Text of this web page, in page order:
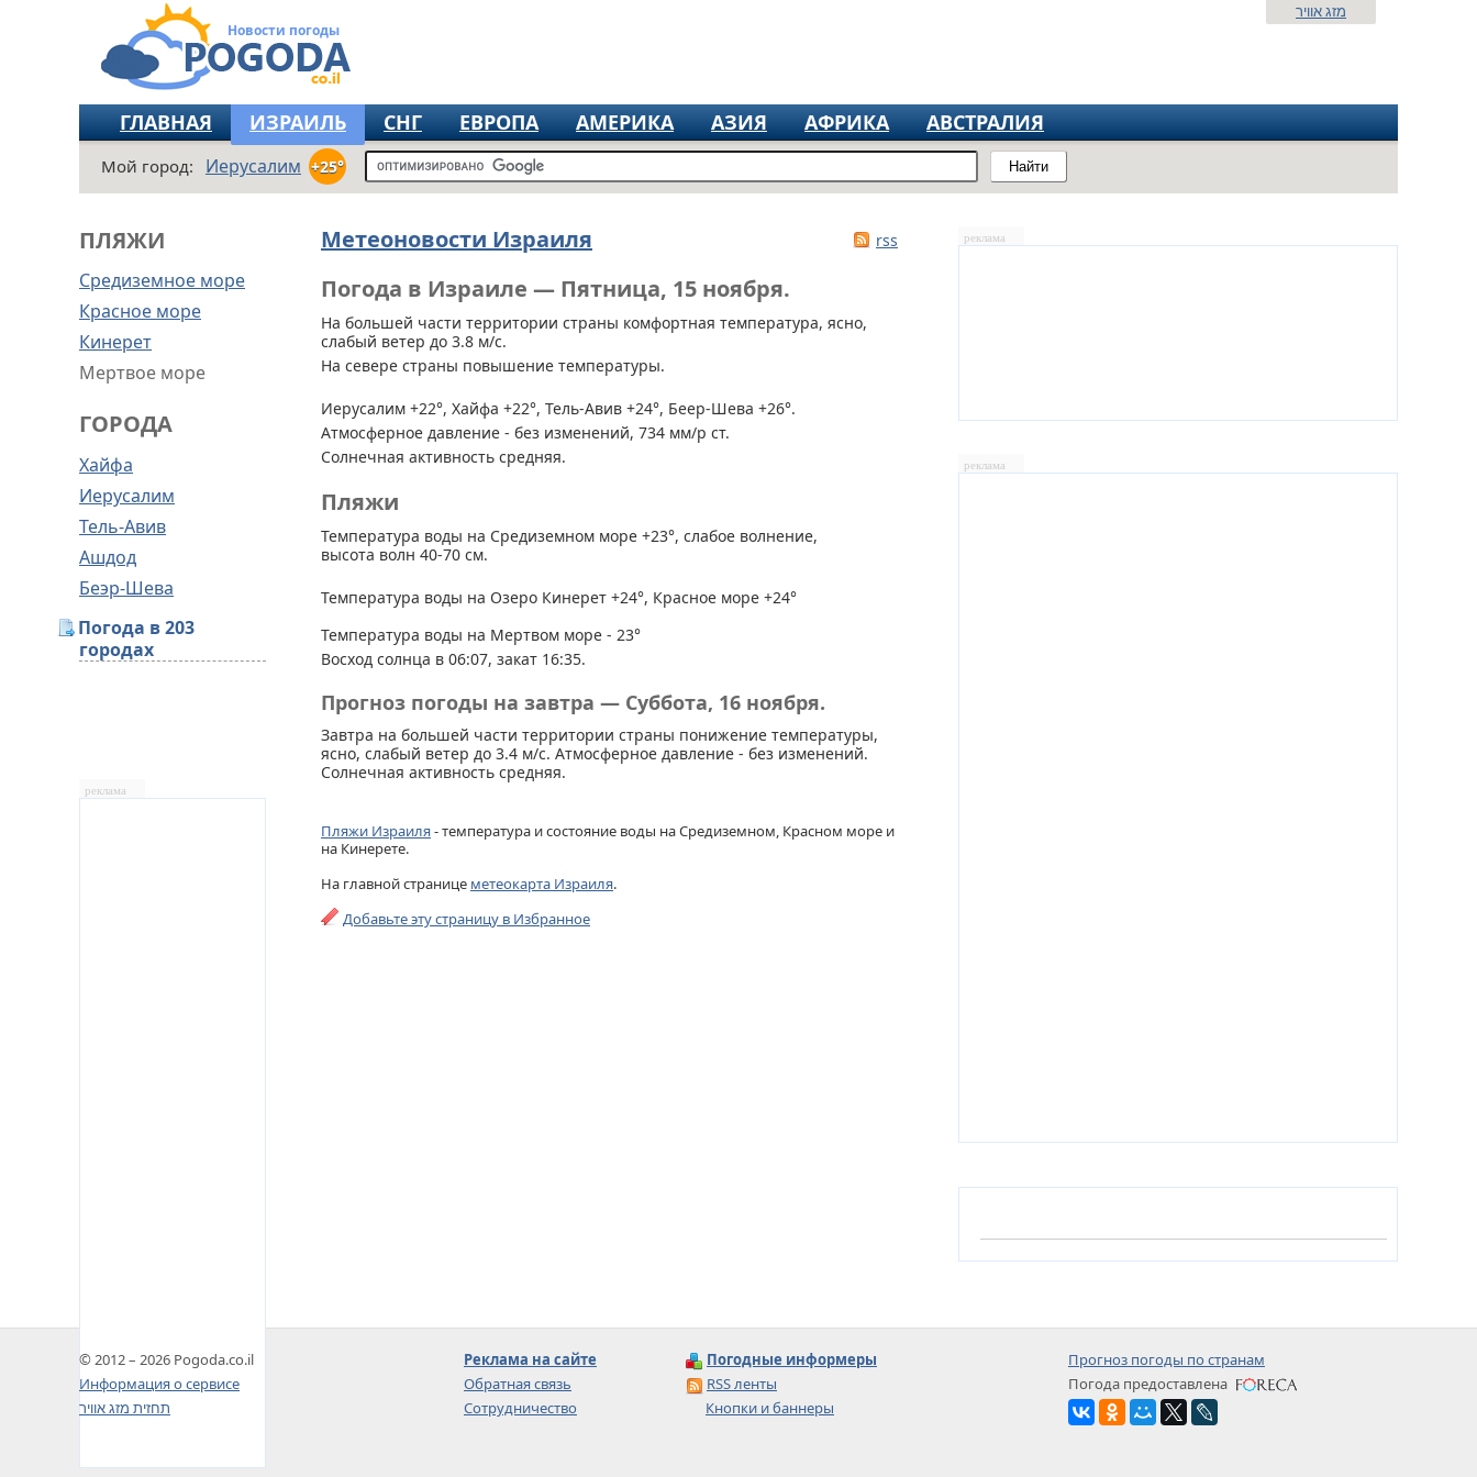
Новости погоды
Найти
מזג אוויר
ГЛАВНАЯ ИЗРАИЛЬ СНГ ЕВРОПА АМЕРИКА АЗИЯ АФРИКА АВСТРАЛИЯ
Мой город: Иерусалим +25°
ПЛЯЖИ
Средиземное море
Красное море
Кинерет
Мертвое море
ГОРОДА
Хайфа
Иерусалим
Тель-Авив
Ашдод
Беэр-Шева
Погода в 203
городах
реклама
Метеоновости Израиля rss
Погода в Израиле — Пятница, 15 ноября.
На большей части территории страны комфортная температура, ясно,
слабый ветер до 3.8 м/с.
На севере страны повышение температуры.
Иерусалим +22°, Хайфа +22°, Тель-Авив +24°, Беер-Шева +26°.
Атмосферное давление - без изменений, 734 мм/р ст.
Солнечная активность средняя.
Пляжи
Температура воды на Средиземном море +23°, слабое волнение,
высота волн 40-70 см.
Температура воды на Озеро Кинерет +24°, Красное море +24°
Температура воды на Мертвом море - 23°
Восход солнца в 06:07, закат 16:35.
Прогноз погоды на завтра — Суббота, 16 ноября.
Завтра на большей части территории страны понижение температуры,
ясно, слабый ветер до 3.4 м/с. Атмосферное давление - без изменений.
Солнечная активность средняя.
Пляжи Израиля- температура и состояние воды на Средиземном, Красном море и
на Кинерете.
На главной странице метеокарта Израиля.
Добавьте эту страницу в Избранное
реклама
реклама
© 2012 – 2026 Pogoda.co.il
Информация о сервисе
תחזית מזג אוויר
Реклама на сайте
Обратная связь
Сотрудничество
Погодные информеры
RSS ленты
Кнопки и баннеры
Прогноз погоды по странам
Погода предоставлена